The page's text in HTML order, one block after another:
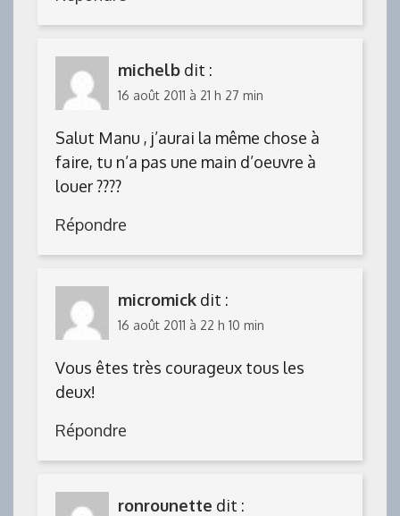
michelb dit :
16 août 2011 à 21 h 27 min
Salut Manu , j’aurai la même chose à
faire, tu n’a pas une main d’oeuvre à
louer ????
Répondre
micromick dit :
16 août 2011 à 22 h 10 min
Vous êtes très courageux tous les
deux!
Répondre
ronrounette dit :